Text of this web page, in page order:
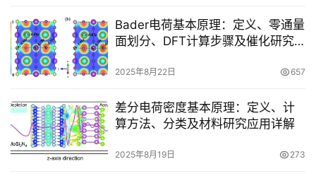
刊
解
读
术
招
聘
Bader电荷基本原理：定义、零通量
面划分、DFT计算步骤及催化研究
2025年8月22日 657
差分电荷密度基本原理：定义、计
算方法、分类及材料研究应用详解
2025年8月19日 273